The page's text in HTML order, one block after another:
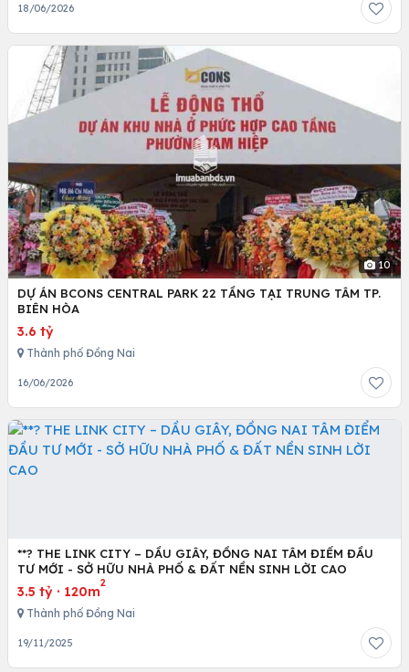
18/06/2026
10
DỰ ÁN BCONS CENTRAL PARK 22 TẦNG TẠI TRUNG TÂM TP.
BIÊN HÒA
3.6 tỷ
Thành phố Đồng Nai
16/06/2026
**? THE LINK CITY – DẦU GIÂY, ĐỒNG NAI TÂM ĐIỂM ĐẦU
TƯ MỚI - SỞ HỮU NHÀ PHỐ & ĐẤT NỀN SINH LỜI CAO
3.5 tỷ · 120m
2
Thành phố Đồng Nai
19/11/2025